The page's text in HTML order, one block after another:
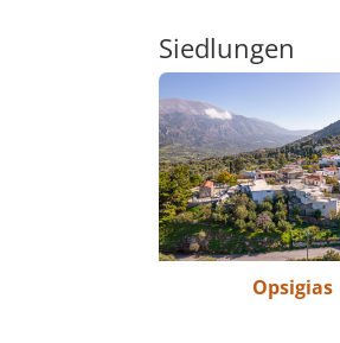
Siedlungen
Opsigias